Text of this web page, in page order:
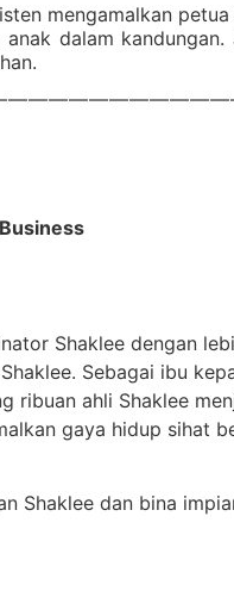
mengamalkan
dalam kandungan.
Shaklee dengan
Sebagai ibu
ribuan ahli Shaklee
gaya hidup sihat
Shaklee dan bina